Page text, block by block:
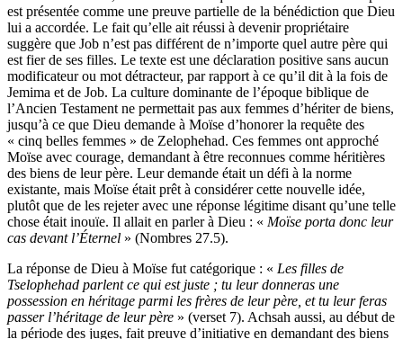
est présentée comme une preuve partielle de la bénédiction que Dieu
lui a accordée. Le fait qu’elle ait réussi à devenir propriétaire
suggère que Job n’est pas différent de n’importe quel autre père qui
est fier de ses filles. Le texte est une déclaration positive sans aucun
modificateur ou mot détracteur, par rapport à ce qu’il dit à la fois de
Jemima et de Job. La culture dominante de l’époque biblique de
l’Ancien Testament ne permettait pas aux femmes d’hériter de biens,
jusqu’à ce que Dieu demande à Moïse d’honorer la requête des
« cinq belles femmes » de Zelophehad. Ces femmes ont approché
Moïse avec courage, demandant à être reconnues comme héritières
des biens de leur père. Leur demande était un défi à la norme
existante, mais Moïse était prêt à considérer cette nouvelle idée,
plutôt que de les rejeter avec une réponse légitime disant qu’une telle
chose était inouïe. Il allait en parler à Dieu : « Moïse porta donc leur
cas devant l’Éternel » (Nombres 27.5).
La réponse de Dieu à Moïse fut catégorique : « Les filles de
Tselophehad parlent ce qui est juste ; tu leur donneras une
possession en héritage parmi les frères de leur père, et tu leur feras
passer l’héritage de leur père » (verset 7). Achsah aussi, au début de
la période des juges, fait preuve d’initiative en demandant des biens